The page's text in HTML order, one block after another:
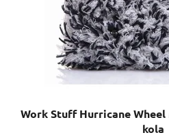
Work Stuff Hurricane
kola